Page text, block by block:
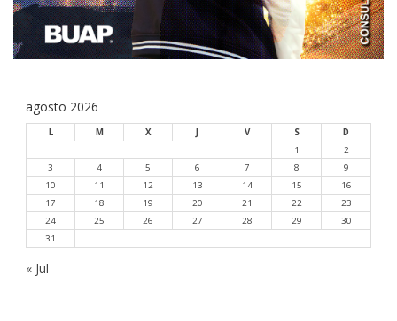
agosto 2026
L M X V S
D
1
2
3
4 5 6 7 8
9
10
11 12 13 14 15
16
17
18 19 20 21 22
23
24
25 26 27 28 29
30
31
« Jul